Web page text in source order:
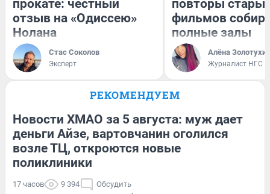
прокате: честный
отзыв на «Одиссею»
Нолана
Стас Соколов
Эксперт
повторы
фильмов
полные залы
Алёна
Журналист НГС
РЕКОМЕНДУЕМ
Новости ХМАО за 5 августа: муж дает
деньги Айзе, вартовчанин оголился
возле ТЦ, откроются новые
поликлиники
17 часов 9 394 Обсудить